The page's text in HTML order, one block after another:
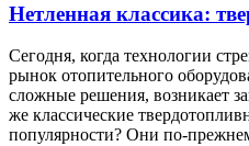
Нетленная классика:
Сегодня, когда технологии
рынок отопительного
сложные решения, возникает
же классические
популярности? Они по-